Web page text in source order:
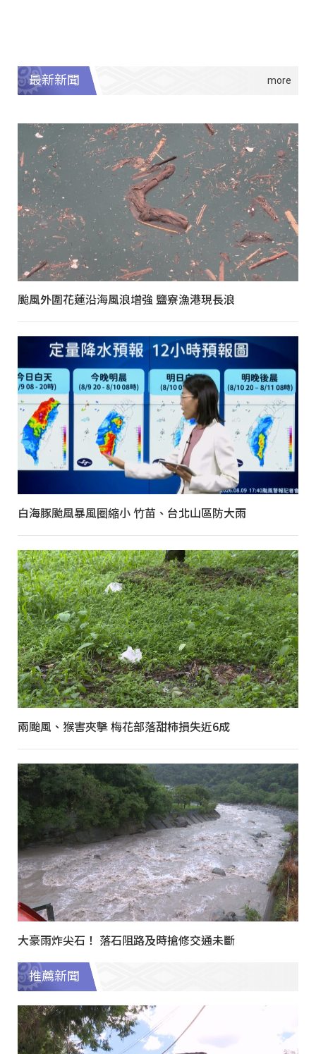
最新新聞
颱風外圍花蓮沿海風浪增強 鹽寮漁港現長浪
白海豚颱風暴風圈縮小 竹苗、台北山區防大雨
兩颱風、猴害夾擊 梅花部落甜柿損失近6成
大豪雨炸尖石！ 落石阻路及時搶修交通未斷
推薦新聞